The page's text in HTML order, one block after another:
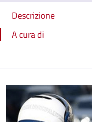
Descrizione
A cura di